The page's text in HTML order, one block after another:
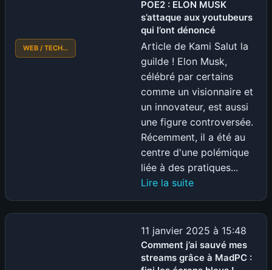
de
sortie
et
dernières
rumeurs
WEB / TECH…
POE2 : ELON MUSK
s’attaque aux youtubeurs
qui l’ont dénoncé
Article de Kami Salut la
guilde ! Elon Musk,
célébré par certains
comme un visionnaire et
un innovateur, est aussi
une figure controversée.
Récemment, il a été au
centre d'une polémique
liée à des pratiques...
Lire la suite:
avoir
Triché
sur
POE2
11 janvier 2025 à 15:48
Comment j’ai sauvé mes
streams grâce à MadPC :